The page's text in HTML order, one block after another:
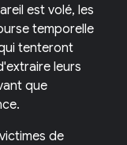
est volé, les
temporelle
tenteront
leurs
que
de